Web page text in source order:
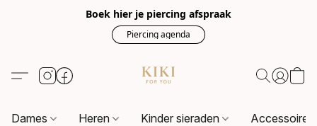
Boek hier je piercing afspraak
Piercing agenda
Dames Heren Kinder sieraden Accessoires